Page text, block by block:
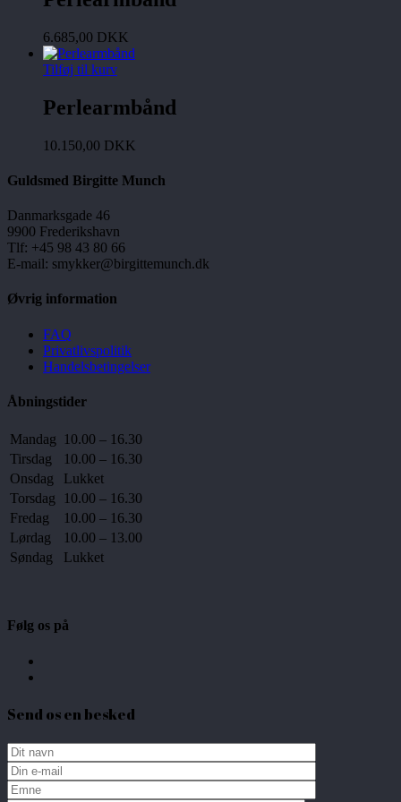
6.685,00 DKK
Tilføj til kurv
Perlearmbånd
10.150,00 DKK
Guldsmed Birgitte Munch
Danmarksgade 46
9900 Frederikshavn
Tlf: +45 98 43 80 66
E-mail: smykker@birgittemunch.dk
Øvrig information
FAQ
Privatlivspolitik
Handelsbetingelser
Åbningstider
Mandag
10.00 – 16.30
Tirsdag
10.00 – 16.30
Onsdag
Lukket
Torsdag
10.00 – 16.30
Fredag
10.00 – 16.30
Lørdag
10.00 – 13.00
Søndag
Lukket
Følg os på
Send os en besked